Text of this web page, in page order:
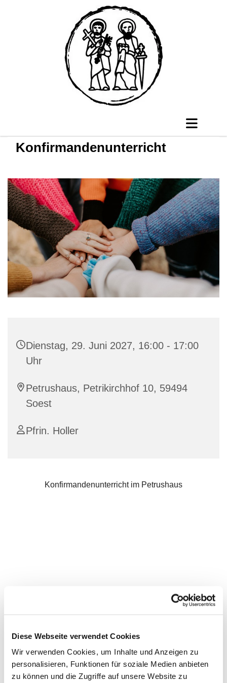
Diese Webseite verwendet Cookies
Wir verwenden Cookies, um Inhalte und Anzeigen zu
personalisieren, Funktionen für soziale Medien anbieten
zu können und die Zugriffe auf unsere Website zu
Konfirmandenunterricht
Dienstag, 29. Juni 2027, 16:00 - 17:00
Uhr
Petrushaus, Petrikirchhof 10, 59494
Soest
Pfrin. Holler
Konfirmandenunterricht im Petrushaus